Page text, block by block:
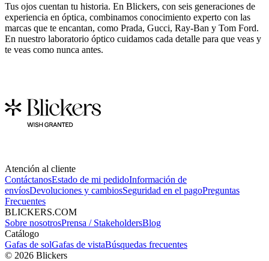
Tus ojos cuentan tu historia. En Blickers, con seis generaciones de
experiencia en óptica, combinamos conocimiento experto con las
marcas que te encantan, como Prada, Gucci, Ray-Ban y Tom Ford.
En nuestro laboratorio óptico cuidamos cada detalle para que veas y
te veas como nunca antes.
Atención al cliente
ContáctanosEstado de mi pedidoInformación de
envíosDevoluciones y cambiosSeguridad en el pagoPreguntas
Frecuentes
BLICKERS.COM
Sobre nosotrosPrensa / StakeholdersBlog
Catálogo
Gafas de solGafas de vistaBúsquedas frecuentes
© 2026 Blickers